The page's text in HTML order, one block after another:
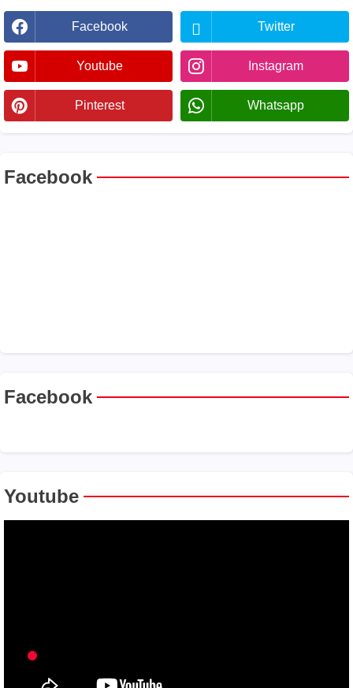
Facebook Twitter
Youtube Instagram
Pinterest Whatsapp
Facebook
Facebook
Youtube